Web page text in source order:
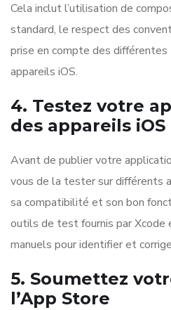
Cela inclut l’utilisation de
standard, le respect des
prise en compte des différentes
appareils iOS.
4. Testez votre
des appareils iOS
Avant de publier votre
vous de la tester sur différents
sa compatibilité et son bon
outils de test fournis par
manuels pour identifier et
5. Soumettez
l’App Store